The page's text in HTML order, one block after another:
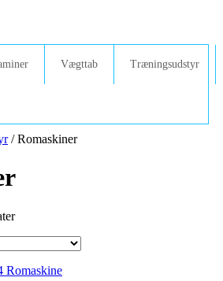
Vægttab Træningsudstyr
/ Romaskiner